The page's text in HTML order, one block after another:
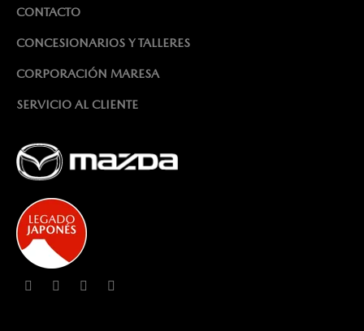
CONTACTO
CONCESIONARIOS Y TALLERES
CORPORACIÓN MARESA
SERVICIO AL CLIENTE